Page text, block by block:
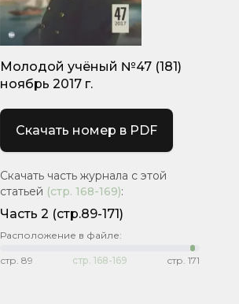
Молодой учёный №47 (181)
ноябрь 2017 г.
Скачать номер в PDF
Скачать часть журнала с этой
статьей (стр. 168-169):
Часть 2 (стр.89-171)
Расположение в файле:
стр. 89 стр. 168-169 стр. 171